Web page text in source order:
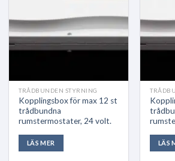
TRÅDBUNDEN STYRNING
Kopplingsbox för max 12 st
trådbundna
rumstermostater, 24 volt.
LÄS MER LÄS